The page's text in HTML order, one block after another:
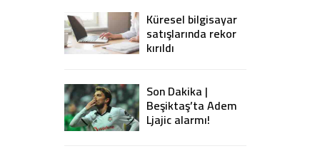
Küresel bilgisayar
satışlarında rekor
kırıldı
Son Dakika |
Beşiktaş’ta Adem
Ljajic alarmı!
Ocak’ta transfer…